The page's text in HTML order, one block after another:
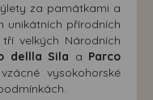
za památkami a
unikátních přírodních
velkých Národních
dellla Sila a Parco
vysokohorské